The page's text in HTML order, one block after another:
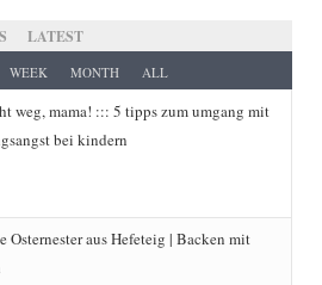
T
w
i
e
t
a
a
t
e
s
LATEST
WEEK MONTH ALL
weg, mama! ::: 5 tipps zum umgang mit
bei kindern
Osternester aus Hefeteig | Backen mit